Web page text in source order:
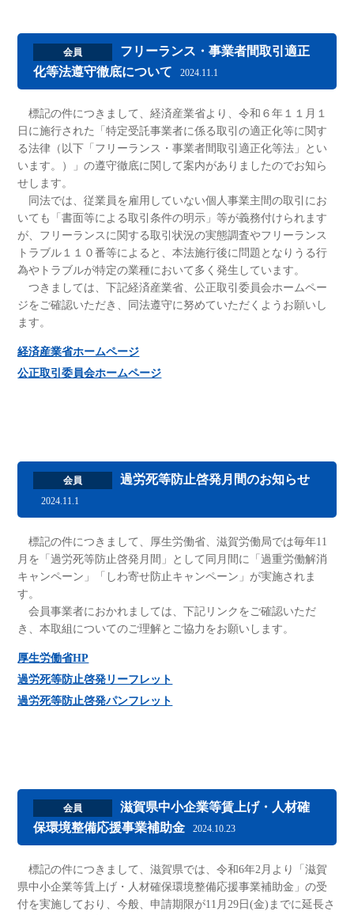
会員
フリーランス・事業者間取引適正
化等法遵守徹底について
2024.11.1
標記の件につきまして、経済産業省より、令和６年１１月１
日に施行された「特定受託事業者に係る取引の適正化等に関す
る法律（以下「フリーランス・事業者間取引適正化等法」とい
います。）」の遵守徹底に関して案内がありましたのでお知ら
せします。
同法では、従業員を雇用していない個人事業主間の取引にお
いても「書面等による取引条件の明示」等が義務付けられます
が、フリーランスに関する取引状況の実態調査やフリーランス
トラブル１１０番等によると、本法施行後に問題となりうる行
為やトラブルが特定の業種において多く発生しています。
つきましては、下記経済産業省、公正取引委員会ホームペー
ジをご確認いただき、同法遵守に努めていただくようお願いし
ます。
経済産業省ホームページ
公正取引委員会ホームページ
会員 過労死等防止啓発月間のお知らせ
2024.11.1
標記の件につきまして、厚生労働省、滋賀労働局では毎年11
月を「過労死等防止啓発月間」として同月間に「過重労働解消
キャンペーン」「しわ寄せ防止キャンペーン」が実施されま
す。
会員事業者におかれましては、下記リンクをご確認いただ
き、本取組についてのご理解とご協力をお願いします。
厚生労働省HP
過労死等防止啓発リーフレット
過労死等防止啓発パンフレット
会員
滋賀県中小企業等賃上げ・人材確
保環境整備応援事業補助金
2024.10.23
標記の件につきまして、滋賀県では、令和6年2月より「滋賀
県中小企業等賃上げ・人材確保環境整備応援事業補助金」の受
付を実施しており、今般、申請期限が11月29日(金)までに延長さ